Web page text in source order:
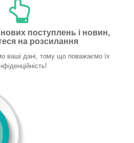
поступлень і новин,
на розсилання
ваші дані, тому що поважаємо їх